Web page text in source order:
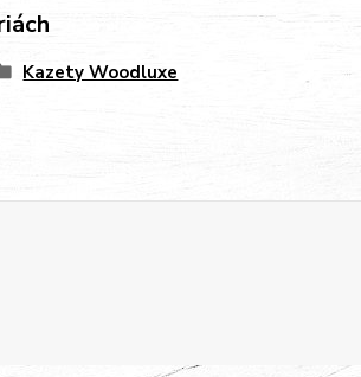
Kazety Woodluxe